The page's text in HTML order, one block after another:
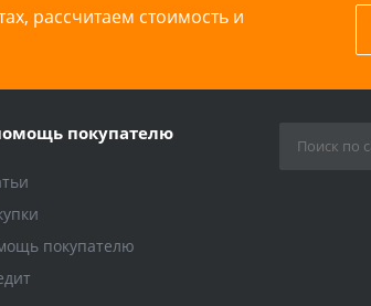
рассчитаем стоимость и
покупателю
покупателю